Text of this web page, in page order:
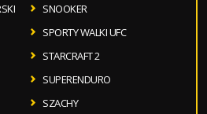
SNOOKER
SPORTY WALKI UFC
STARCRAFT 2
SUPERENDURO
SZACHY